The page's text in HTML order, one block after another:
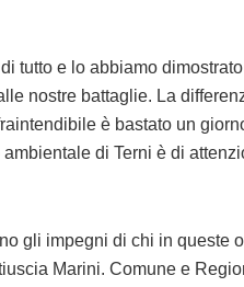
tutto e lo abbiamo
nostre battaglie. La
è bastato un
di Terni è di
gli impegni di chi in queste
Marini. Comune e